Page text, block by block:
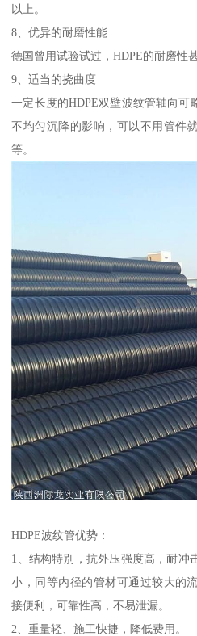
以上。
8、优异的耐磨性能
德国曾用试验试过，HDPE的耐磨性
9、适当的挠曲度
一定长度的HDPE双壁波纹管轴向可
不均匀沉降的影响，可以不用管件
等。
HDPE波纹管优势：
1、结构特别，抗外压强度高，耐冲
小，同等内径的管材可通过较大的
接便利，可靠性高，不易泄漏。
2、重量轻、施工快捷，降低费用。